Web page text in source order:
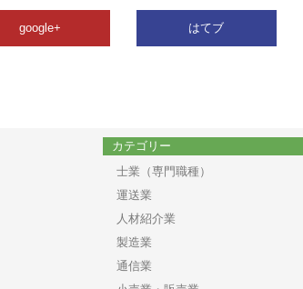
google+ はてブ
カテゴリー
士業（専門職種）
運送業
人材紹介業
製造業
通信業